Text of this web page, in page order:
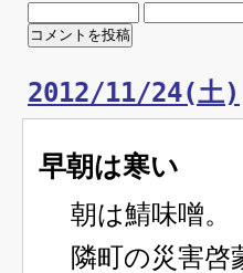
2012/11/24(土)
早朝は寒い
朝は鯖味噌。
隣町の災害啓